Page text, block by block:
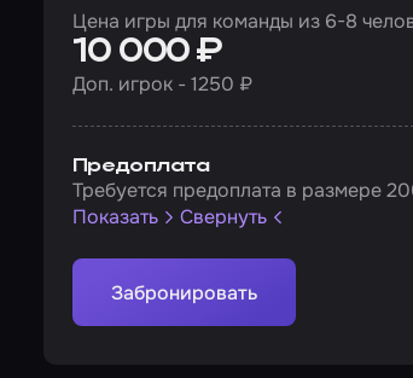
Цена игры для команды из 6-8
10 000 ₽
Доп. игрок - 1250 ₽
Предоплата
Требуется предоплата в размере
Показать
Свернуть
Забронировать